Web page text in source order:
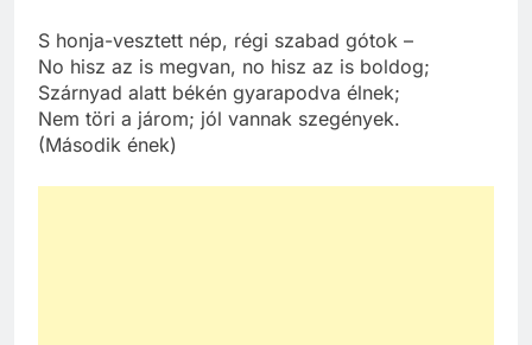
S honja-vesztett nép, régi szabad gótok –
No hisz az is megvan, no hisz az is boldog;
Szárnyad alatt békén gyarapodva élnek;
Nem töri a járom; jól vannak szegények.
(Második ének)